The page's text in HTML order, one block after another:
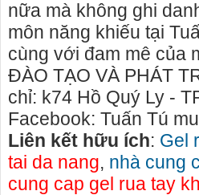
nữa mà không ghi
môn năng khiếu tại
cùng với đam mê của
ĐÀO TẠO VÀ PHÁT
chỉ: k74 Hồ Quý Ly -
Facebook: Tuấn Tú
Liên kết hữu ích: Gel
tai da nang, nhà cung
cung cap gel rua tay